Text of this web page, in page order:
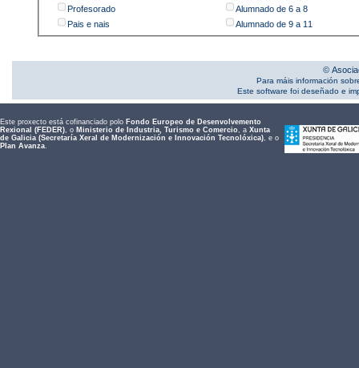
Profesorado
Pais e nais
Alumnado de 6 a 8
Alumnado de 9 a 11
©
Para máis información
Este software foi deseñado e
Este proxecto está cofinanciado polo Fondo Europeo de Desenvolvemento
Rexional (FEDER), o Ministerio de Industria, Turismo e Comercio, a Xunta
de Galicia (Secretaría Xeral de Modernización e Innovación Tecnolóxica), e o
Plan Avanza.